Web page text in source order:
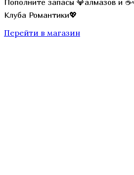
Клуба Романтики💖
Перейти в магазин